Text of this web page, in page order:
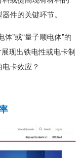
件的关键环节。
”或“量子顺电体”的
现出铁电性或电卡制
卡效应？